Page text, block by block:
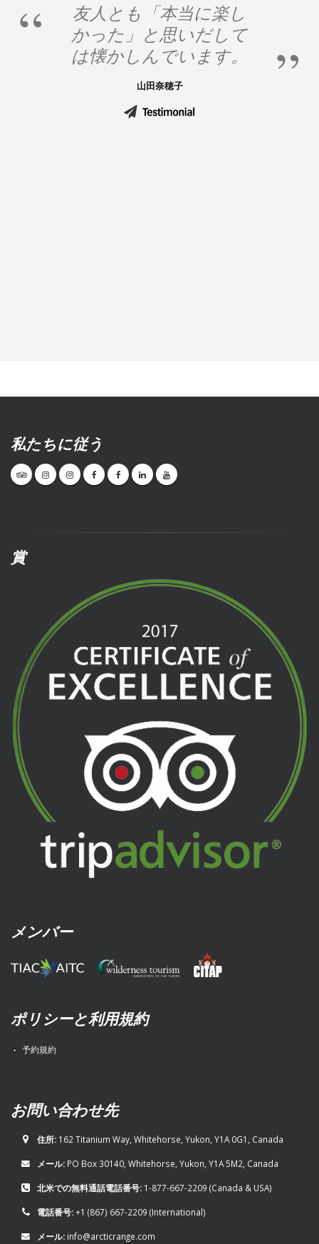
友人とも「本当に楽し
かった」と思いだして
は懐かしんでいます。
山田奈穂子
私たちに従う
賞
メンバー
ポリシーと利用規約
予約規約
お問い合わせ先
住所: 162 Titanium Way, Whitehorse, Yukon, Y1A 0G1, Canada
メール: PO Box 30140, Whitehorse, Yukon, Y1A 5M2, Canada
北米での無料通話電話番号: 1-877-667-2209 (Canada & USA)
電話番号:+1 (867) 667-2209 (International)
メール: info@arcticrange.com